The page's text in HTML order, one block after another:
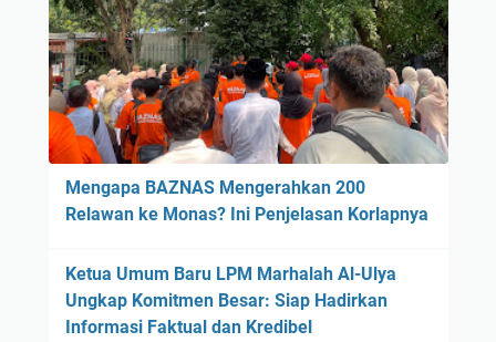
a
n
g
U
j
i
K
e
i
a
p
a
n
g
a
n
y
a
n
g
e
r
a
Mengapa BAZNAS Mengerahkan 200
Relawan ke Monas? Ini Penjelasan Korlapnya
Ketua Umum Baru LPM Marhalah Al-Ulya
Ungkap Komitmen Besar: Siap Hadirkan
Informasi Faktual dan Kredibel